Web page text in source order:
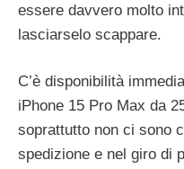
essere davvero molto
lasciarselo scappare.
C’è disponibilità
iPhone 15 Pro Max da
soprattutto non ci sono
spedizione e nel giro di